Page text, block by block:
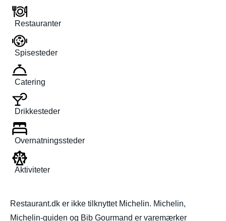
Restauranter
Spisesteder
Catering
Drikkesteder
Overnatningssteder
Aktiviteter
Restaurant.dk er ikke tilknyttet Michelin. Michelin,
Michelin-guiden og Bib Gourmand er varemærker